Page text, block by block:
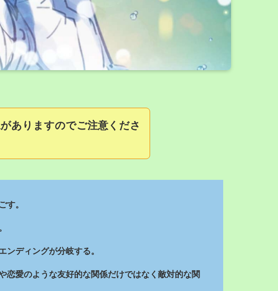
ありますのでご注意くださ
。
ディングが分岐する。
恋愛のような友好的な関係だけではなく敵対的な関